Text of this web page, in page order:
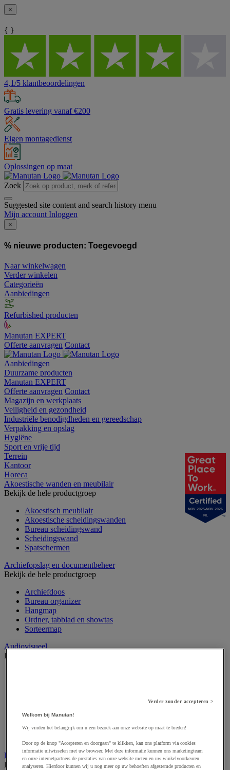
×
{ }
4,1/5 klantbeoordelingen
Gratis levering vanaf €200
Eigen montagedienst
Oplossingen op maat
Zoek
Suggested site content and search history menu
Mijn account Inloggen
×
% nieuwe producten: Toegevoegd
Naar winkelwagen
Verder winkelen
Categorieën
Aanbiedingen
Refurbished producten
Manutan EXPERT
Offerte aanvragen Contact
Aanbiedingen
Duurzame producten
Manutan EXPERT
Offerte aanvragen Contact
Magazijn en werkplaats
Veiligheid en gezondheid
Industriële benodigdheden en gereedschap
Verpakking en opslag
Hygiëne
Sport en vrije tijd
Terrein
Kantoor
Horeca
Akoestische wanden en meubilair
Bekijk de hele productgroep
Akoestisch meubilair
Akoestische scheidingswanden
Bureau scheidingswand
Scheidingswand
Spatschermen
Archiefopslag en documentbeheer
Bekijk de hele productgroep
Archiefdoos
Bureau organizer
Hangmap
Ordner, tabblad en showtas
Sorteermap
Audiovisueel
Bekijk de hele productgroep
Fotocamera, videocamera en verrekijker
Projectie en videoprojectie-apparatuur
Studioverlichting en accessoires
Bewegwijzering en aanduidingsborden
Bekijk de hele productgroep
NOV 2025-NOV 2026
NL
Verder zonder accepteren >
Welkom bij Manutan!
Wij vinden het belangrijk om u een bezoek aan onze website op maat te bieden!
Door op de knop "Accepteren en doorgaan" te klikken, kan ons platform via cookies
informatie uitwisselen met uw browser. Met deze informatie kunnen ons marketingteam
en onze internetpartners de prestaties van onze website meten en uw winkelvoorkeuren
analyseren. Hierdoor kunnen wij u nog meer op uw behoeften afgestemde producten en